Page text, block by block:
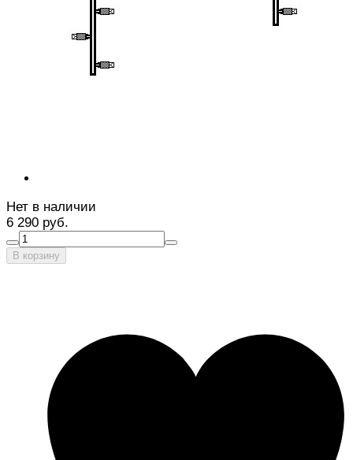
Нет в наличии
6 290 руб.
В корзину